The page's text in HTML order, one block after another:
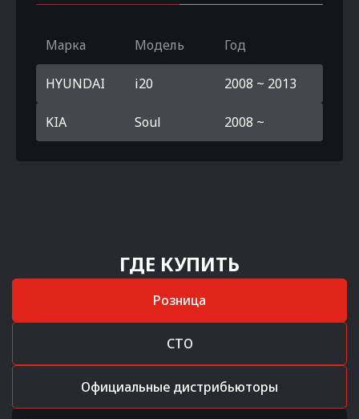
Марка Модель Год
HYUNDAI i20 2008 ~ 2013
KIA Soul 2008 ~
ГДЕ КУПИТЬ
Розница
СТО
Официальные дистрибьюторы